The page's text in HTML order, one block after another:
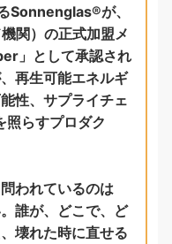
Sonnenglas®︎が、
関）の正式加盟メ
」として承認され
再生可能エネルギ
性、サプライチェ
照らすプロダク
われているのは
誰が、どこで、ど
壊れた時に直せる